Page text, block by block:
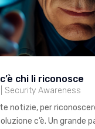
chi li riconosce
Security Awareness
notizie, per
c’è. Un grande